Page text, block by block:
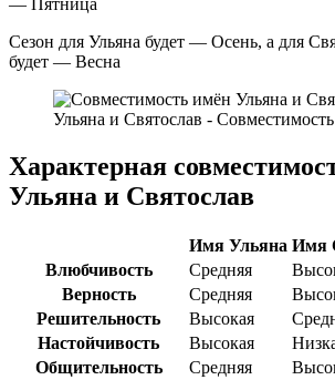
Сезон для Ульяна будет — Осень, а для
будет — Весна
Ульяна и Святослав -
Характерная
Ульяна и Святослав
Имя Ульяна Имя
Влюбчивость
Средняя
Верность
Средняя
Решительность
Высокая
Настойчивость
Высокая
Общительность
Средняя